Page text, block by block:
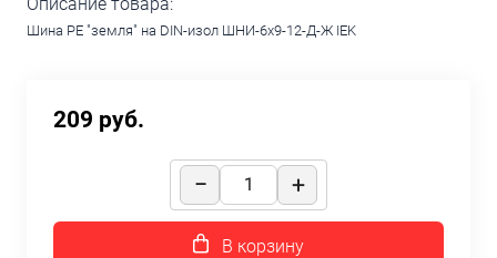
Шина PE "земля" на DIN-изол ШНИ-6х9-12-Д-Ж IEK
209 руб.
В корзину